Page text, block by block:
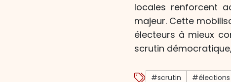
locales renforcent
majeur. Cette
électeurs à mieux
scrutin
#scrutin #élections